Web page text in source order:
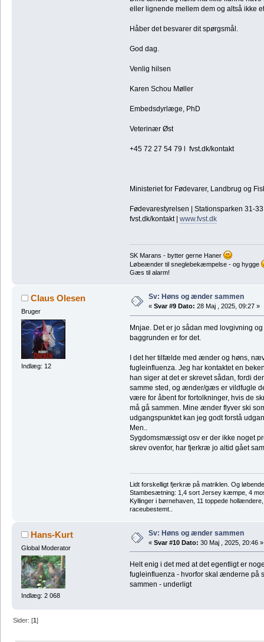
eller lignende mellem dem og altså ikke
Håber det besvarer dit spørgsmål.
God dag.
Venlig hilsen
Karen Schou Møller
Embedsdyrlæge, PhD
Veterinær Øst
+45 72 27 54 79 l fvst.dk/kontakt
Ministeriet for Fødevarer, Landbrug og
Fødevarestyrelsen | Stationsparken 31-
fvst.dk/kontakt | www.fvst.dk
SK Marans - bytter gerne Haner
Løbeænder til sneglebekæmpelse - og hygge
Gæs til alarm!
Claus Olesen
Bruger
Indlæg: 12
Sv: Høns og ænder sammen
« Svar #9 Dato: 28 Maj , 2025, 09:27 »
Mnjae. Det er jo sådan med lovgivning
baggrunden er for det.
I det her tilfælde med ænder og høns,
fugleinfluenza. Jeg har kontaktet en
han siger at det er skrevet sådan, fordi
samme sted, og ænder/gæs er vildfugle
være for åbent for fortolkninger, hvis de
må gå sammen. Mine ænder flyver ski
udgangspunktet kan jeg godt forstå
Men..
Sygdomsmæssigt osv er der ikke noget
skrev ovenfor, har fjerkræ jo altid gået
Lidt forskelligt fjerkræ på matriklen. Og
Stambesætning: 1,4 sort Jersey kæmpe, 4
Kyllinger i børnehaven, 11 toppede
raceubestemt..
Hans-Kurt
Global Moderator
Indlæg: 2 068
Sv: Høns og ænder sammen
« Svar #10 Dato: 30 Maj , 2025, 20:46 »
Helt enig i det med at det egentligt er
fugleinfluenza - hvorfor skal ænderne på
sammen - underligt
Sider: [1]